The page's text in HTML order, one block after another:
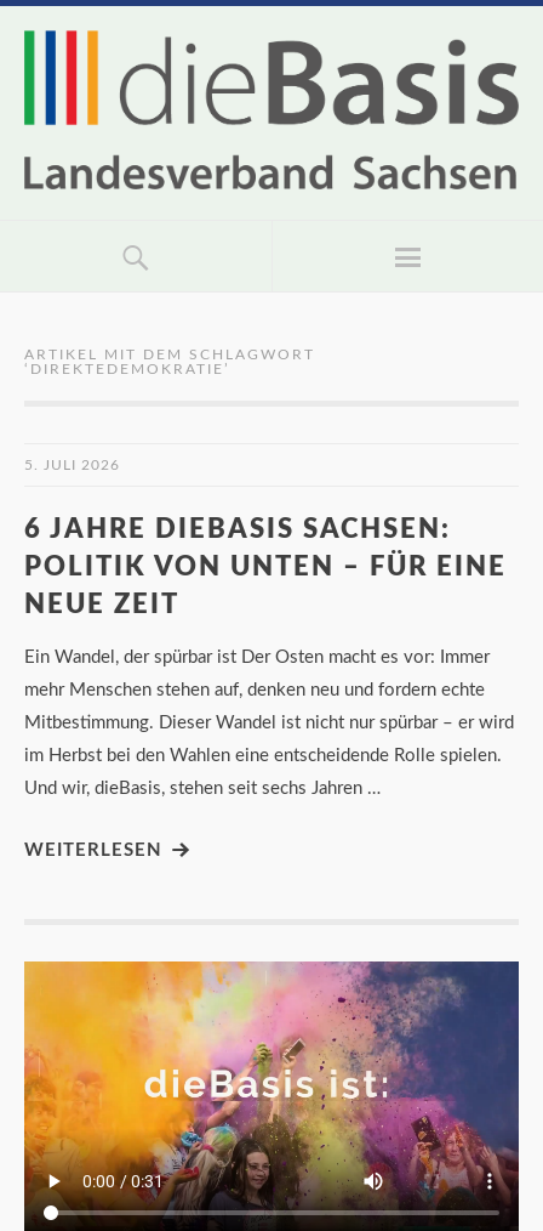
ARTIKEL MIT DEM SCHLAGWORT
‘ DIREKTEDEMOKRATIE ’
5. JULI 2026
6 JAHRE DIEBASIS SACHSEN:
POLITIK VON UNTEN – FÜR EINE
NEUE ZEIT
Ein Wandel, der spürbar ist Der Osten macht es vor: Immer
mehr Menschen stehen auf, denken neu und fordern echte
Mitbestimmung. Dieser Wandel ist nicht nur spürbar – er wird
im Herbst bei den Wahlen eine entscheidende Rolle spielen.
Und wir, dieBasis, stehen seit sechs Jahren …
WEITERLESEN